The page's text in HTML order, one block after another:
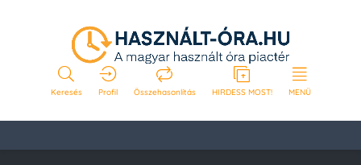
Keresés Profil Összehasonlítás HIRDESS MOST! MENÜ